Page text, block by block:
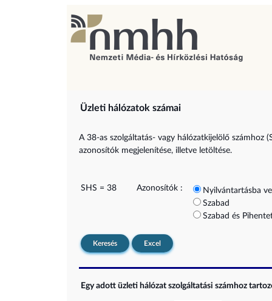
Üzleti hálózatok számai
A 38-as szolgáltatás- vagy hálózatkijelölő számhoz
azonosítók megjelenítése, illetve letöltése.
SHS = 38 Azonosítók :
Nyilvántartásba
Szabad
Szabad és
Keresés Excel
Egy adott üzleti hálózat szolgáltatási számhoz